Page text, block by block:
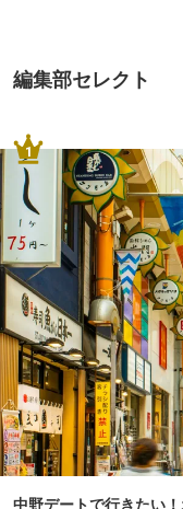
編集部セレクト
1
中野デートで行きたい